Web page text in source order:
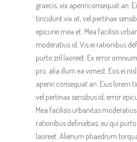
graecis, vix apeririconsequat an.
tincidunt vix at, vel pertinax
epicurei mea et. Mea facilisis
moderatius id. Vis ei rationibus
purto zril laoreet. Ex error
pro, alia illum ea vimest. Eos ei
aperiri consequat an. Eius lorem
vel pertinax sensibus id, error
Mea facilisis urbanitas moderatius
rationibus definiebas, eu qui purto
laoreet. Alienum phaedrum